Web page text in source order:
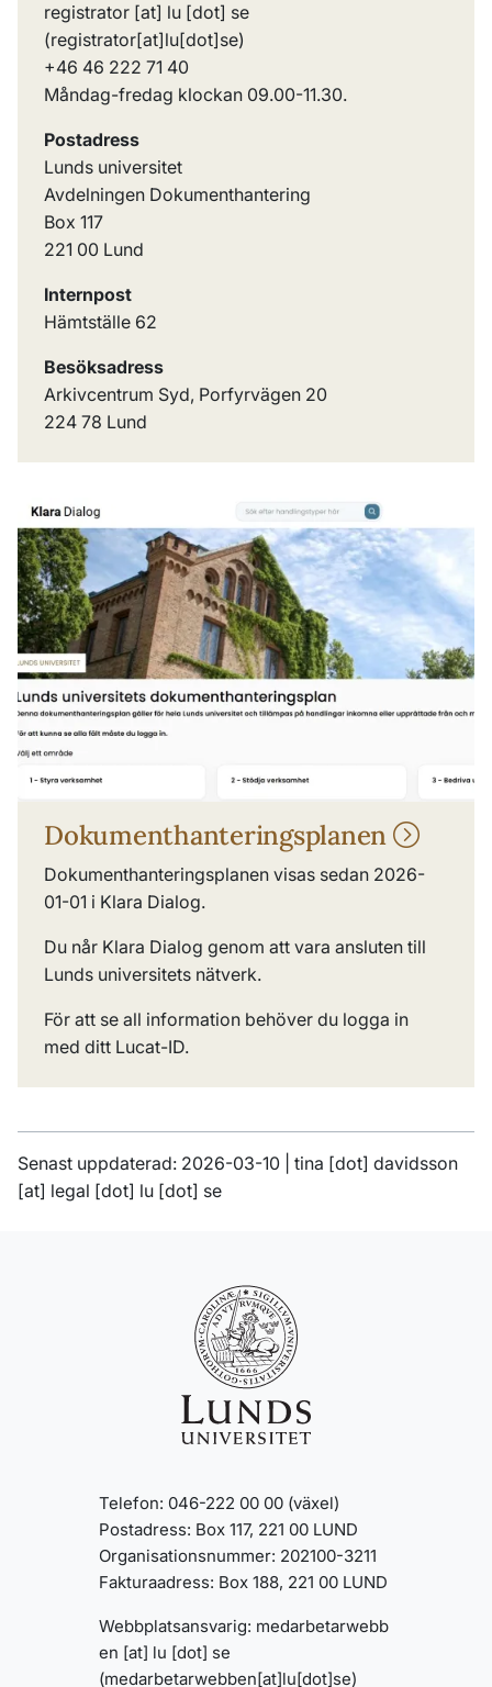
registrator [at] lu [dot] se
(registrator[at]lu[dot]se)
+46 46 222 71 40
Måndag-fredag klockan 09.00-11.30.
Postadress
Lunds universitet
Avdelningen Dokumenthantering
Box 117
221 00 Lund
Internpost
Hämtställe 62
Besöksadress
Arkivcentrum Syd, Porfyrvägen 20
224 78 Lund
Dokumenthanteringsplanen
Dokumenthanteringsplanen visas sedan 2026-
01-01 i Klara Dialog.
Du når Klara Dialog genom att vara ansluten till
Lunds universitets nätverk.
För att se all information behöver du logga in
med ditt Lucat-ID.
Senast uppdaterad: 2026-03-10 | tina [dot] davidsson
[at] legal [dot] lu [dot] se
Telefon: 046-222 00 00 (växel)
Postadress: Box 117, 221 00 LUND
Organisationsnummer: 202100-3211
Fakturaadress: Box 188, 221 00 LUND
Webbplatsansvarig: medarbetarwebb
en [at] lu [dot] se
(medarbetarwebben[at]lu[dot]se)